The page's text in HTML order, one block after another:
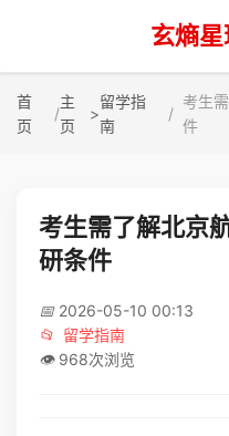
玄熵
首
页
主
页
>
留学指
南
考生
件
考生需了解北京
研条件
📅 2026-05-10 00:13
📂 留学指南
👁️ 968次浏览